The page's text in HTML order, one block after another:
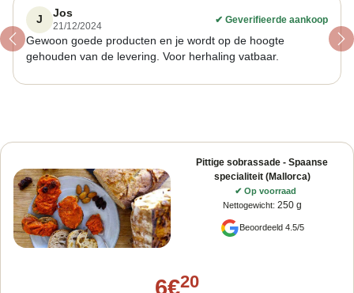
J
Jos
21/12/2024
✔ Geverifieerde aankoop
Gewoon goede producten en je wordt op de hoogte
gehouden van de levering. Voor herhaling vatbaar.
Previous
Pittige sobrassade - Spaanse
specialiteit (Mallorca)
✔ Op voorraad
Nettogewicht: 250 g
Beoordeeld 4.5/5
6€20